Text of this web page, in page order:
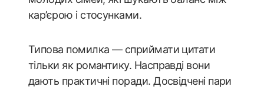
кар’єрою і стосунками.
Типова помилка — сприймати цитати
тільки як романтику. Насправді вони
дають практичні поради. Досвідчені пари